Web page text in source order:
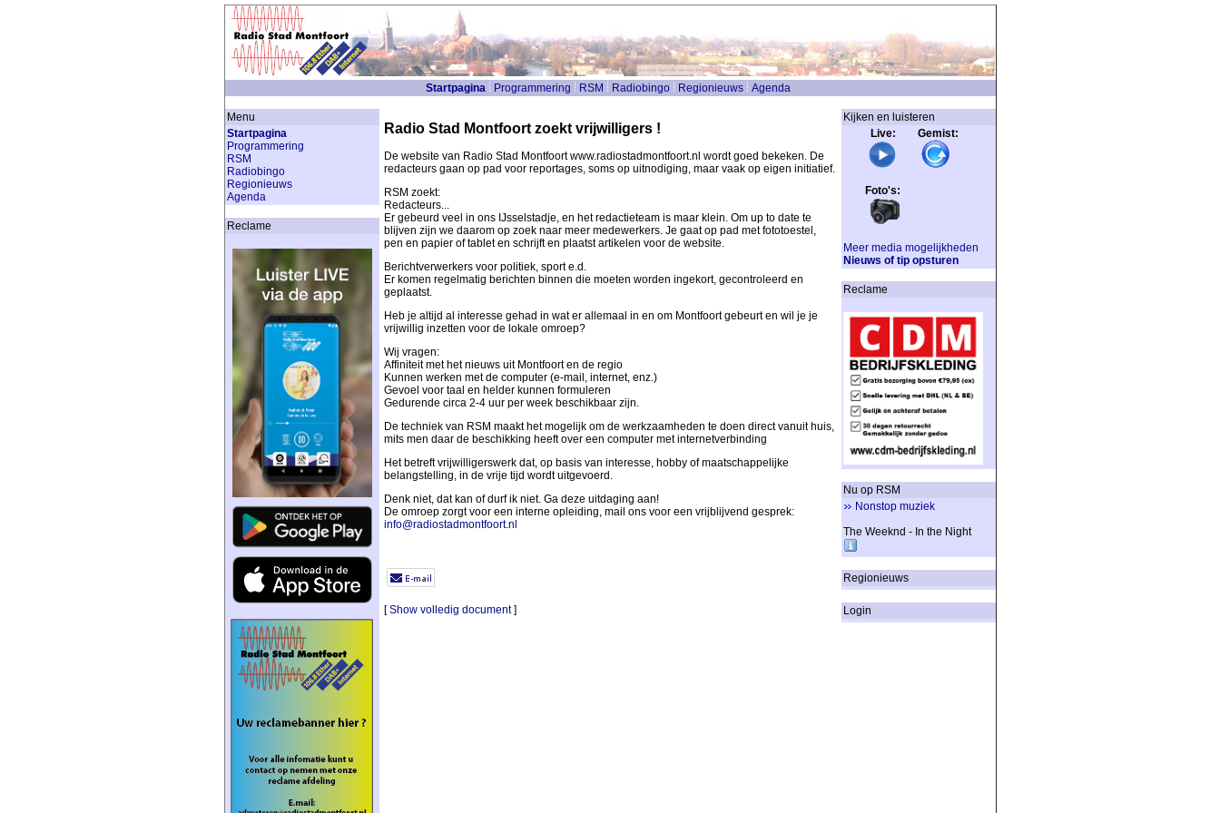
Startpagina Programmering RSM Radiobingo Regionieuws Agenda
Menu
Startpagina
Programmering
RSM
Radiobingo
Regionieuws
Agenda
Reclame
Radio Stad Montfoort zoekt vrijwilligers !
De website van Radio Stad Montfoort www.radiostadmontfoort.nl wordt goed bekeken. De
redacteurs gaan op pad voor reportages, soms op uitnodiging, maar vaak op eigen initiatief.
RSM zoekt:
Redacteurs...
Er gebeurd veel in ons IJsselstadje, en het redactieteam is maar klein. Om up to date te
blijven zijn we daarom op zoek naar meer medewerkers. Je gaat op pad met fototoestel,
pen en papier of tablet en schrijft en plaatst artikelen voor de website.
Berichtverwerkers voor politiek, sport e.d.
Er komen regelmatig berichten binnen die moeten worden ingekort, gecontroleerd en
geplaatst.
Heb je altijd al interesse gehad in wat er allemaal in en om Montfoort gebeurt en wil je je
vrijwillig inzetten voor de lokale omroep?
Wij vragen:
Affiniteit met het nieuws uit Montfoort en de regio
Kunnen werken met de computer (e-mail, internet, enz.)
Gevoel voor taal en helder kunnen formuleren
Gedurende circa 2-4 uur per week beschikbaar zijn.
De techniek van RSM maakt het mogelijk om de werkzaamheden te doen direct vanuit huis,
mits men daar de beschikking heeft over een computer met internetverbinding
Het betreft vrijwilligerswerk dat, op basis van interesse, hobby of maatschappelijke
belangstelling, in de vrije tijd wordt uitgevoerd.
Denk niet, dat kan of durf ik niet. Ga deze uitdaging aan!
De omroep zorgt voor een interne opleiding, mail ons voor een vrijblijvend gesprek:
info@radiostadmontfoort.nl
[Show volledig document]
Kijken en luisteren
Live: Gemist:
Foto's:
Meer media mogelijkheden
Nieuws of tip opsturen
Reclame
Nu op RSM
Nonstop muziek
The Weeknd - In the Night
Regionieuws
Login